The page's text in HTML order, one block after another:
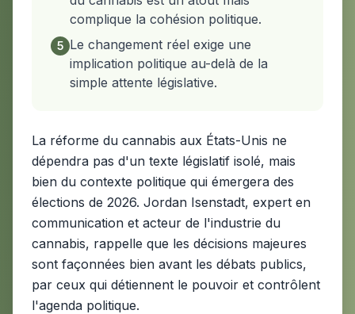
complique la cohésion politique.
5 Le changement réel exige une
implication politique au-delà de la
simple attente législative.
La réforme du cannabis aux États-Unis ne
dépendra pas d'un texte législatif isolé, mais
bien du contexte politique qui émergera des
élections de 2026. Jordan Isenstadt, expert en
communication et acteur de l'industrie du
cannabis, rappelle que les décisions majeures
sont façonnées bien avant les débats publics,
par ceux qui détiennent le pouvoir et contrôlent
l'agenda politique.